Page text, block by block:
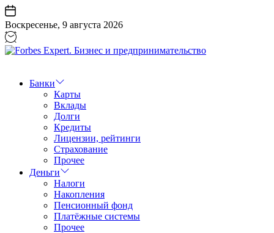
Перейти
к
содержанию
Воскресенье, 9 августа 2026
Бизнес
предпринимательство
Банки
Карты
Вклады
Долги
Кредиты
Лицензии, рейтинги
Страхование
Прочее
Деньги
Налоги
Накопления
Пенсионный фонд
Платёжные системы
Прочее